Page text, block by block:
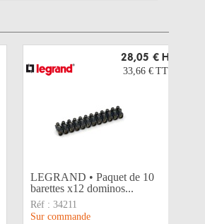
28,05 € HT
33,66 € TTC
LEGRAND • Paquet de 10
barettes x12 dominos...
Réf : 34211
Sur commande